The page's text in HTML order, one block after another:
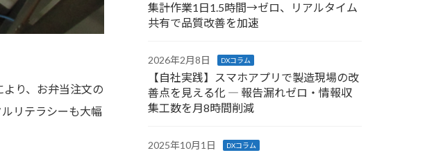
り、お弁当注文の
リテラシーも大幅
集計作業1日1.5時間→ゼロ、リアルタイム
共有で品質改善を加速
2026年2月8日 DXコラム
【自社実践】スマホアプリで製造現場の改
善点を見える化 ― 報告漏れゼロ・情報収
集工数を月8時間削減
2025年10月1日 DXコラム